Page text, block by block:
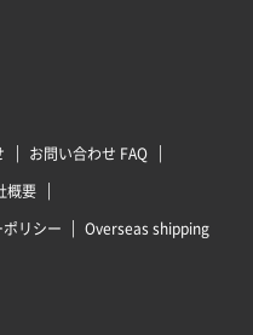
お問い合わせ FAQ
概要
リシー Overseas shipping